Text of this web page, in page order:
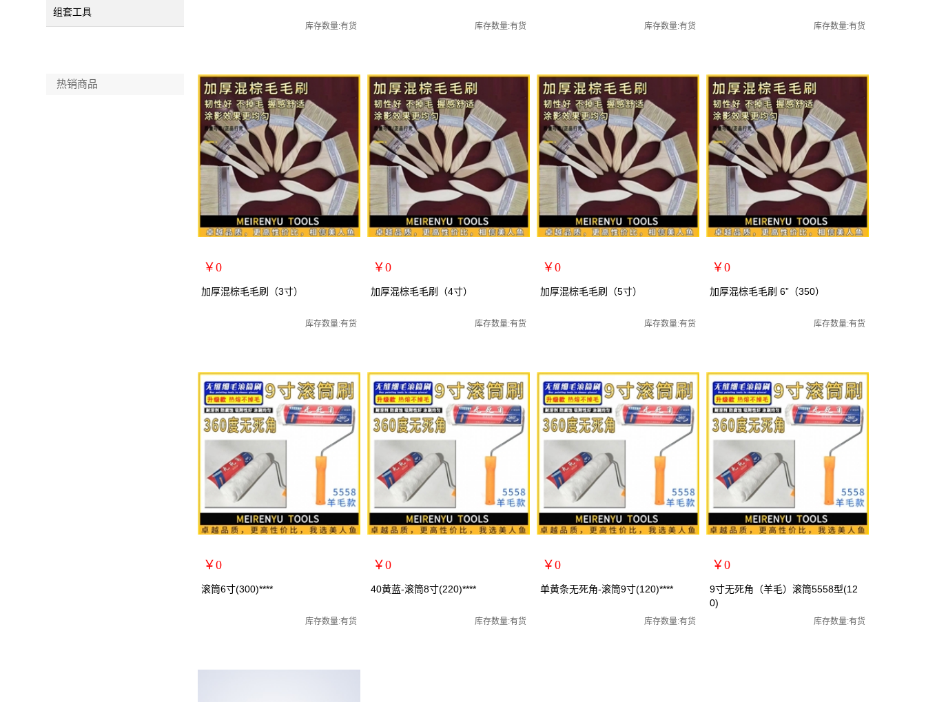
组套工具
热销商品
关键词：羊毛刷毛刷子毛刷 刷子
单位：
库存数量:有货
单位：
库存数量:有货
单位：
库存数量:有货
单位：
库存数量:有货
￥0
扩展说明：
单位：
加厚混棕毛毛刷（3寸）
库存数量:有货
￥0
扩展说明：
单位：
加厚混棕毛毛刷（4寸）
库存数量:有货
￥0
扩展说明：
单位：
加厚混棕毛毛刷（5寸）
库存数量:有货
￥0
扩展说明：
单位：
加厚混棕毛毛刷 6”（350）
库存数量:有货
￥0
扩展说明：
滚筒6寸(300)****
库存数量:有货
￥0
扩展说明：
40黄蓝-滚筒8寸(220)****
库存数量:有货
￥0
扩展说明：
单黄条无死角-滚筒9寸(120)****
库存数量:有货
￥0
扩展说明：
规格：多乐士
9寸无死角（羊毛）滚筒5558型(12
0)
库存数量:有货